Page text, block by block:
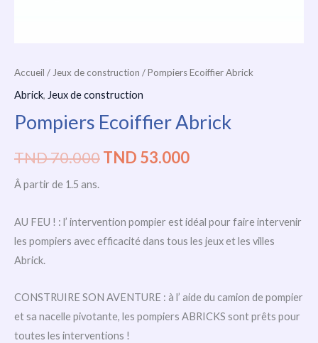
Accueil / Jeux de construction / Pompiers Ecoiffier Abrick
Abrick, Jeux de construction
Pompiers Ecoiffier Abrick
TND70.000TND 53.000
Â partir de 1.5 ans.
AU FEU ! : l’ intervention pompier est idéal pour faire intervenir
les pompiers avec efficacité dans tous les jeux et les villes
Abrick.
CONSTRUIRE SON AVENTURE : à l’ aide du camion de pompier
et sa nacelle pivotante, les pompiers ABRICKS sont prêts pour
toutes les interventions !